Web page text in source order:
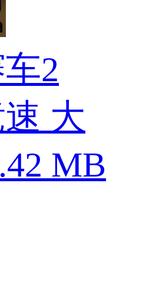
2
大
MB